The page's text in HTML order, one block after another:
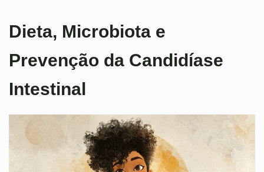
Dieta, Microbiota e
Prevenção da Candidíase
Intestinal